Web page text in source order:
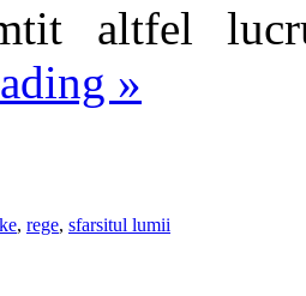
altfel
»
, rege, sfarsitul lumii